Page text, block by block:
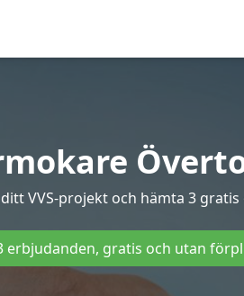
VVS-projekt och hämta 3
erbjudanden, gratis och utan